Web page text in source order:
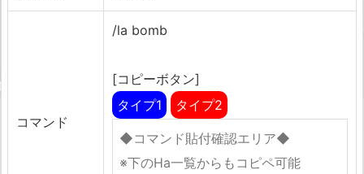
コマンド
/la bomb
[コピーボタン]
タイプ1
タイプ2